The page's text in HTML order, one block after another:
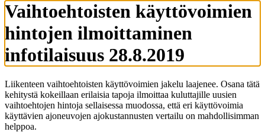
Vaihtoehtoisten käyttövoimien
hintojen ilmoittaminen
infotilaisuus 28.8.2019
Liikenteen vaihtoehtoisten käyttövoimien jakelu laajenee. Osana tätä
kehitystä kokeillaan erilaisia tapoja ilmoittaa kuluttajille uusien
vaihtoehtojen hintoja sellaisessa muodossa, että eri käyttövoimia
käyttävien ajoneuvojen ajokustannusten vertailu on mahdollisimman
helppoa.